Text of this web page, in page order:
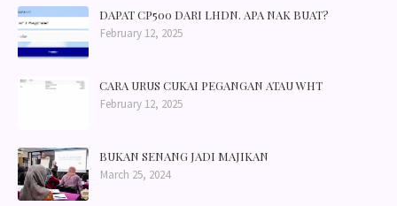
DAPAT CP500 DARI LHDN. APA NAK BUAT?
February 12, 2025
CARA URUS CUKAI PEGANGAN ATAU WHT
February 12, 2025
BUKAN SENANG JADI MAJIKAN
March 25, 2024